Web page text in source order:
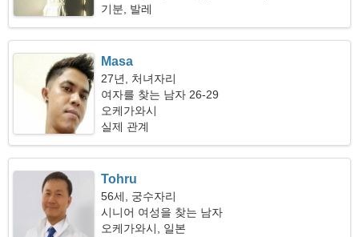
기분, 발레
Masa
27년, 처녀자리
여자를 찾는 남자 26-29
오케가와시
실제 관계
Tohru
56세, 궁수자리
시니어 여성을 찾는 남자
오케가와시, 일본